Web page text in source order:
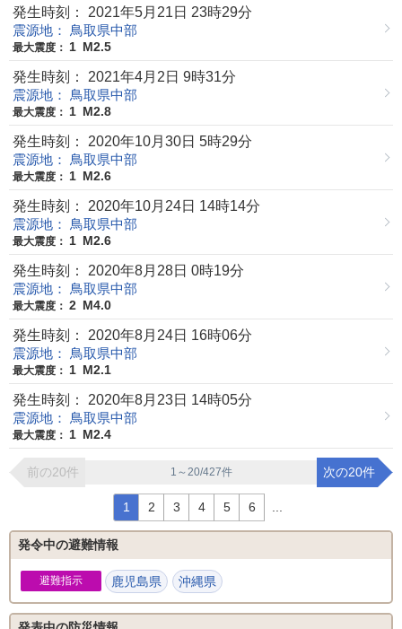
発生時刻： 2021年5月21日 23時29分
震源地： 鳥取県中部
最大震度： 1 M2.5
発生時刻： 2021年4月2日 9時31分
震源地： 鳥取県中部
最大震度： 1 M2.8
発生時刻： 2020年10月30日 5時29分
震源地： 鳥取県中部
最大震度： 1 M2.6
発生時刻： 2020年10月24日 14時14分
震源地： 鳥取県中部
最大震度： 1 M2.6
発生時刻： 2020年8月28日 0時19分
震源地： 鳥取県中部
最大震度： 2 M4.0
発生時刻： 2020年8月24日 16時06分
震源地： 鳥取県中部
最大震度： 1 M2.1
発生時刻： 2020年8月23日 14時05分
震源地： 鳥取県中部
最大震度： 1 M2.4
前の20件 1～20/427件 次の20件
1 2 3 4 5 6
発令中の避難情報
避難指示 鹿児島県 沖縄県